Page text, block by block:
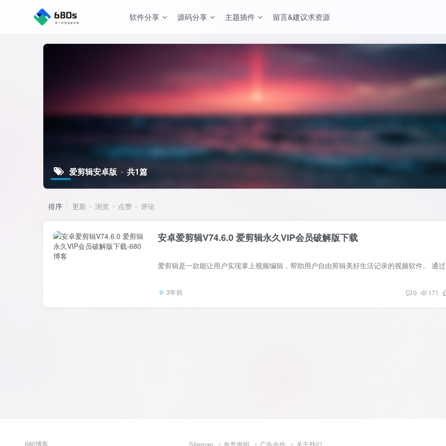
软件分享 源码分享 主题插件 留言&建议求资源
爱剪辑安卓版 共1篇
排序 更新 浏览 点赞 评论
安卓爱剪辑V74.6.0 爱剪辑永久VIP会员破解版下载
3年前 0 171
680博客 Sitemap 免责声明 广告合作 关于我们